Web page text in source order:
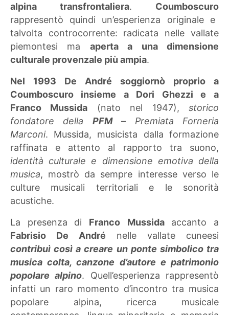
alpina transfrontaliera. Coumboscuro
rappresentò quindi un’esperienza originale e
talvolta controcorrente: radicata nelle vallate
piemontesi ma aperta a una dimensione
culturale provenzale più ampia.
Nel 1993 De André soggiornò proprio a
Coumboscuro insieme a Dori Ghezzi e a
Franco Mussida (nato nel 1947), storico
fondatore della PFM– Premiata Forneria
Marconi. Mussida, musicista dalla formazione
raffinata e attento al rapporto tra suono,
identità culturale e dimensione emotiva della
musica, mostrò da sempre interesse verso le
culture musicali territoriali e le sonorità
acustiche.
La presenza di Franco Mussidaaccanto a
Fabrisio De André nelle vallate cuneesi
contribuì così a creare un ponte simbolico tra
musica colta, canzone d’autore e patrimonio
popolare alpino. Quell’esperienza rappresentò
infatti un raro momento d’incontro tra musica
popolare alpina, ricerca musicale